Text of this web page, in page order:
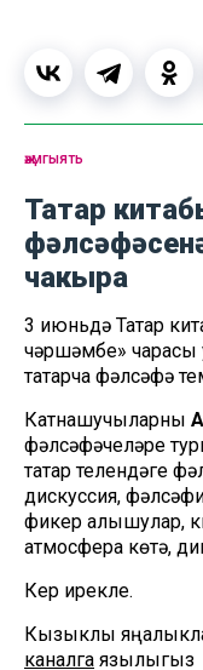
җәмгыять
Татар
чакыра
3 июньдә Татар
чәршәмбе»
татарча фәлсәфә
Катнашучыларны
фәлсәфәчеләре
татар телендәге
дискуссия,
фикер алышулар,
атмосфера көтә,
Керү ирекле.
Кызыклы
каналга язылыгыз